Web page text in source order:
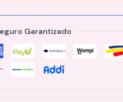
Garantizado